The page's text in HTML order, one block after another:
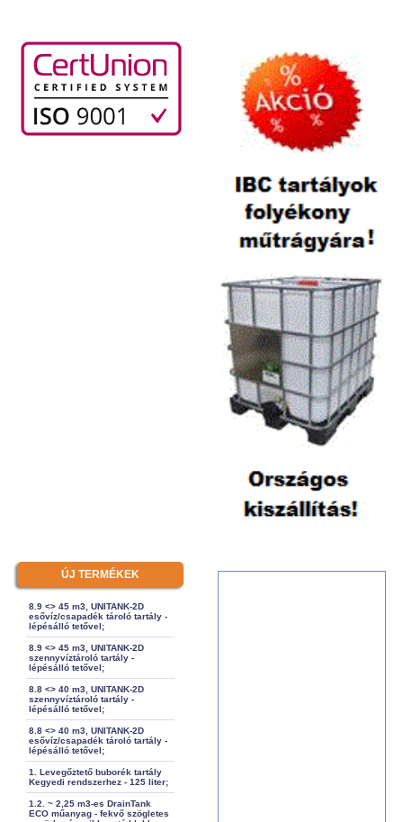
ÚJ TERMÉKEK
8.9 <> 45 m3, UNITANK-2D
esővíz/csapadék tároló tartály -
lépésálló tetővel;
8.9 <> 45 m3, UNITANK-2D
szennyvíztároló tartály -
lépésálló tetővel;
8.8 <> 40 m3, UNITANK-2D
szennyvíztároló tartály -
lépésálló tetővel;
8.8 <> 40 m3, UNITANK-2D
esővíz/csapadék tároló tartály -
lépésálló tetővel;
1. Levegőztető buborék tartály
Kegyedi rendszerhez - 125 liter;
1.2. ~ 2,25 m3-es DrainTank
ECO műanyag - fekvő szögletes